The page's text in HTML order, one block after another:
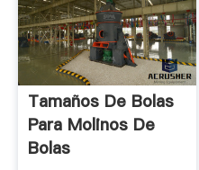
Tamaños De Bolas
Para Molinos De
Bolas